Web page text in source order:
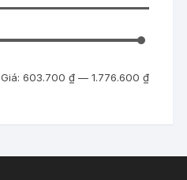
Giá
Giá
Giá: 603.700 ₫— 1.776.600 ₫